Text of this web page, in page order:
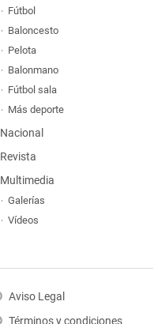
Fútbol
Baloncesto
Pelota
Balonmano
Fútbol sala
Más deporte
Nacional
Revista
Multimedia
Galerías
Vídeos
Aviso Legal